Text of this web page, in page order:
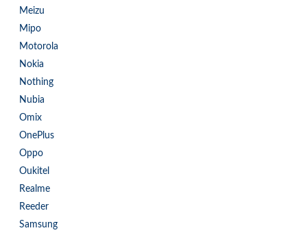
Meizu
Mipo
Motorola
Nokia
Nothing
Nubia
Omix
OnePlus
Oppo
Oukitel
Realme
Reeder
Samsung